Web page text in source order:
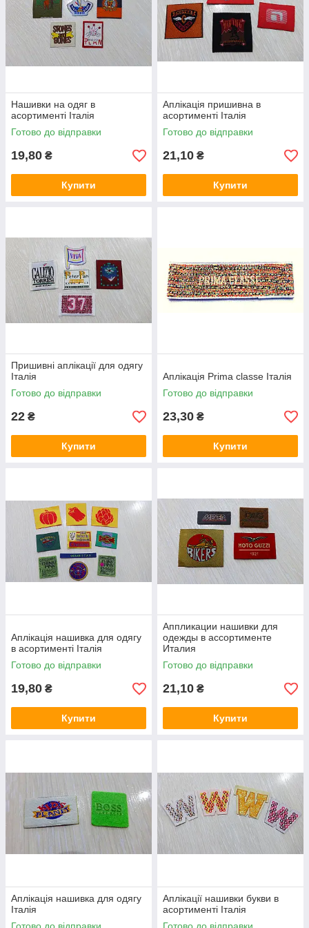
Нашивки на одяг в
асортименті Італія
Готово до відправки
19,80 ₴
Купити
Аплікація пришивна в
асортименті Італія
Готово до відправки
21,10 ₴
Купити
Пришивні аплікації для одягу
Італія
Готово до відправки
22 ₴
Купити
Аплікація Prima classe Італія
Готово до відправки
23,30 ₴
Купити
Аплікація нашивка для одягу
в асортименті Італія
Готово до відправки
19,80 ₴
Купити
Аппликации нашивки для
одежды в ассортименте
Италия
Готово до відправки
21,10 ₴
Купити
Аплікація нашивка для одягу
Італія
Аплікації нашивки букви в
асортименті Італія